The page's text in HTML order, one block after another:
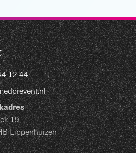
12 44
19
Lippenhuizen